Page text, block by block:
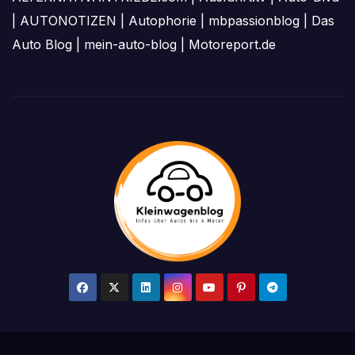
AUTONOTIZEN Autophorie mbpassionblog
Das
Auto Blog
mein-auto-blog Motoreport.de